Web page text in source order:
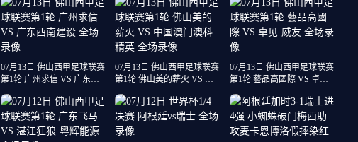
07月13日 佛山西甲足球联赛
第1轮 广州求信 VS 广东西
07月13日 佛山西甲足球联赛
第1轮 佛山美的薪火 VS 中
07月13日 佛山西甲足球联赛
第1轮 藝品高國際 VS 卓见·